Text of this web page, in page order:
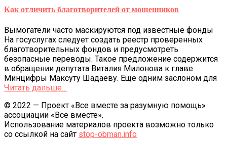
Как отличить благотворителей от мошенников
Вымогатели часто маскируются под известные фонды
На госуслугах следует создать реестр проверенных
благотворительных фондов и предусмотреть
безопасные переводы. Такое предложение содержится
в обращении депутата Виталия Милонова к главе
Минцифры Максуту Шадаеву. Еще одним заслоном для
Читать дальше…
© 2022 — Проект «Все вместе за разумную помощь»
ассоциации «Все вместе».
Использование материалов проекта возможно только
со ссылкой на сайт stop-obman.info